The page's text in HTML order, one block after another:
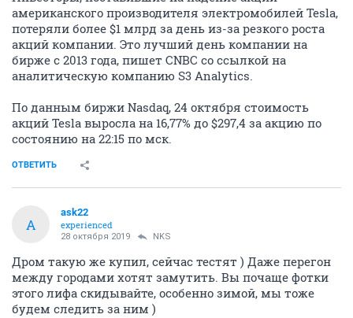
американского производителя электромобилей Tesla,
потеряли более $1 млрд за день из-за резкого роста
акций компании. Это лучший день компании на
бирже с 2013 года, пишет CNBC со ссылкой на
аналитическую компанию S3 Analytics.
По данным биржи Nasdaq, 24 октября стоимость
акций Tesla выросла на 16,77% до $297,4 за акцию по
состоянию на 22:15 по мск.
ОТВЕТИТЬ
A
ask22
experienced
28 октября 2019 NKS
Дром такую же купил, сейчас тестят ) Даже перегон
между городами хотят замутить. Вы почаще фотки
этого лифа скидывайте, особенно зимой, мы тоже
будем следить за ним )